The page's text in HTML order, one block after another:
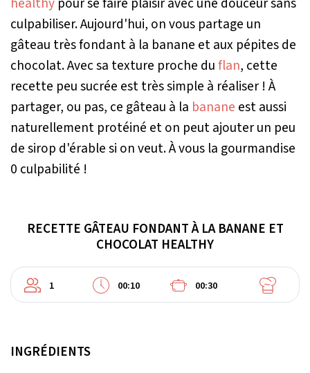
culpabiliser. Aujourd'hui, on vous partage un
gâteau très fondant à la banane et aux pépites de
chocolat. Avec sa texture proche duflan, cette
recette peu sucrée est très simple à réaliser ! À
partager, ou pas, ce gâteau à la banane est aussi
naturellement protéiné et on peut ajouter un peu
de sirop d'érable si on veut. À vous la gourmandise
0 culpabilité !
RECETTE GÂTEAU FONDANT À LA BANANE ET
CHOCOLAT HEALTHY
1 00:10 00:30
INGRÉDIENTS